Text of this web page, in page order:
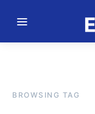
BROWSING TAG